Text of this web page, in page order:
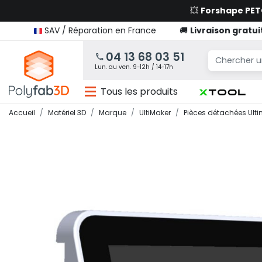
💥 Forshape
SAV / Réparation en France
🚚 Livraison
04 13 68 03 51
Lun. au ven. 9-12h / 14-17h
Tous les produits
Accueil Matériel 3D Marque UltiMaker Pièces détachées